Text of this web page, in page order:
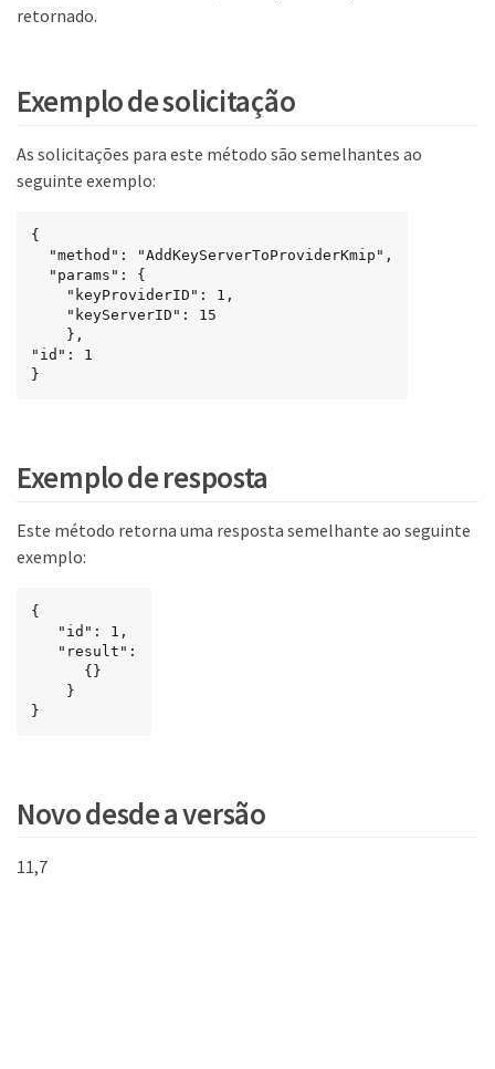
retornado.
Exemplo de solicitação
As solicitações para este método são semelhantes ao
seguinte exemplo:
{
"id": 1
}
Exemplo de resposta
Este método retorna uma resposta semelhante ao seguinte
exemplo:
{
}
Novo desde a versão
11,7